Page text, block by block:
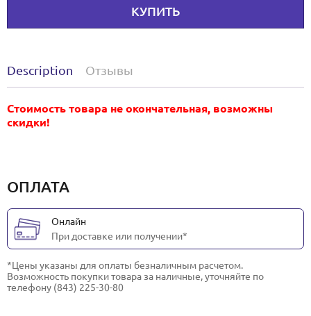
КУПИТЬ
Description Отзывы
Стоимость товара не окончательная, возможны
скидки!
ОПЛАТА
Онлайн
При доставке или получении*
*Цены указаны для оплаты безналичным расчетом.
Возможность покупки товара за наличные, уточняйте по
телефону (843) 225-30-80